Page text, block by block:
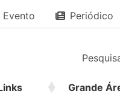
Evento Periódico
Grande